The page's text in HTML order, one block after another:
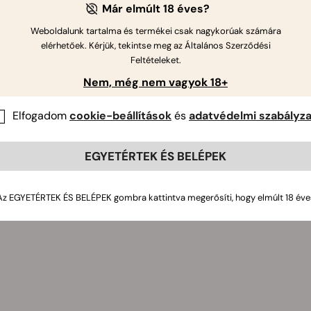
szájvíz használata
ki a 60 ml-es flakont.
a flakon felével, körülbelül 30 ml-rel, 4 percig.
ki. Ne nyeld le.
meg a maradék fél flakonnal további 4 percig.
ki újra, majd élvezd a frissebb szájérzetet akár 45 percen
szájvíz: tárolás és biztonság
elzárva tartandó. Kizárólag külső használatra. Kerüld
abba a használatát. A kívánt hatás érdekében egy
Már elmúlt 18 éves?
Weboldalunk tartalma és termékei csak nagykorúak számára
elérhetőek. Kérjük, tekintse meg az Általános Szerződési
Feltételeket.
Nem, még nem vagyok 18+
Elfogadomcookie-beállításokésadatvédelmi
EGYETÉRTEK ÉS BELÉPEK
EGYETÉRTEK ÉS BELÉPEK gombra kattintva megerősíti, hogy elmúlt 18